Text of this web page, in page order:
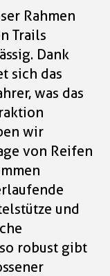
Rahmen
Trails
Dank
sich das
was das
wir
von Reifen
und
robust gibt